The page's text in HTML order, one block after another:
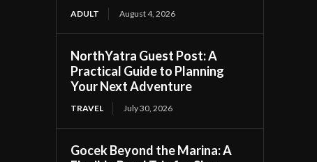
ADULT August 4, 2026
NorthYatra Guest Post: A
Practical Guide to Planning
Your Next Adventure
TRAVEL July 30, 2026
Gocek Beyond the Marina: A